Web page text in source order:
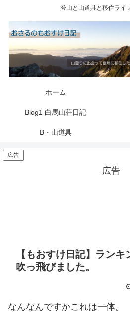
登山と山道具と移住ライ
ホーム
Blog1 白馬山荘日記
B・山道具
広告
広告
【もおすけ日記】ラン
吹っ飛びました。
なんなんですかこれは一体。